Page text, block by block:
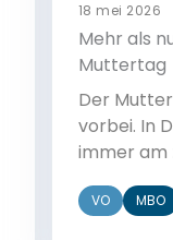
18 mei 2026
Mehr als
Muttertag
Der
vorbei. In
immer am
den
VO MBO